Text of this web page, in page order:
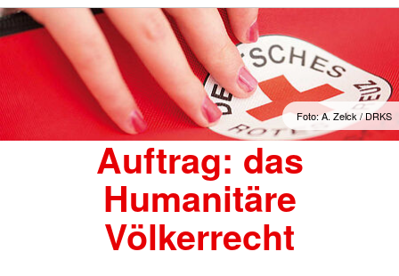
Foto: A. Zelck / DRKS
Auftrag: das
Humanitäre
Völkerrecht